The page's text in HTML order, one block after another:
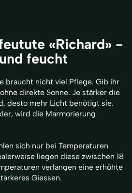
«Richard» -
feucht
braucht nicht viel Pflege. Gib ihr
direkte Sonne. Je stärker die
desto mehr Licht benötigt sie.
wird die Marmorierung
sich nur bei Temperaturen
liegen diese zwischen 18
verlangen eine erhöhte
Giessen.